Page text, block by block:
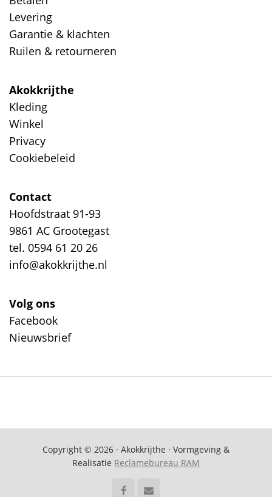
Levering
Garantie & klachten
Ruilen & retourneren
Akokkrijthe
Kleding
Winkel
Privacy
Cookiebeleid
Contact
Hoofdstraat 91-93
9861 AC Grootegast
tel. 0594 61 20 26
info@akokkrijthe.nl
Volg ons
Facebook
Nieuwsbrief
Copyright © 2026 · Akokkrijthe · Vormgeving &
Realisatie Reclamebureau RAM